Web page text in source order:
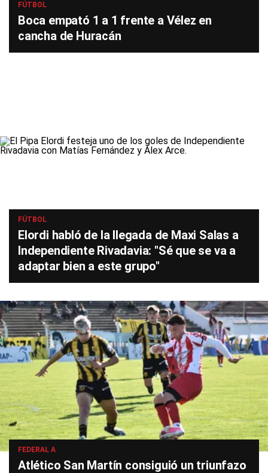
FÚTBOL
Boca empató 1 a 1 frente a Vélez en
cancha de Huracán
FÚTBOL
Elordi habló de la llegada de Maxi Salas a
Independiente Rivadavia: "Sé que se va a
adaptar bien a este grupo"
FEDERAL A
Atlético San Martín consiguió un triunfazo